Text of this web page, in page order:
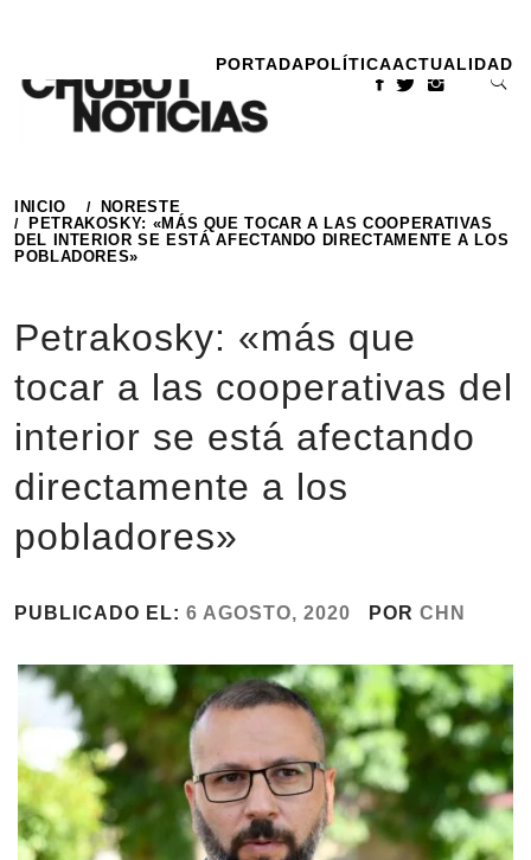
contenido
PORTADAPOLÍTICAACTUALIDAD
INICIO
NORESTE
PETRAKOSKY: «MÁS QUE TOCAR A LAS COOPERATIVAS
DEL INTERIOR SE ESTÁ AFECTANDO DIRECTAMENTE A LOS
POBLADORES»
Petrakosky: «más que
tocar a las cooperativas del
interior se está afectando
directamente a los
pobladores»
PUBLICADO EL: 6 AGOSTO, 2020 POR CHN